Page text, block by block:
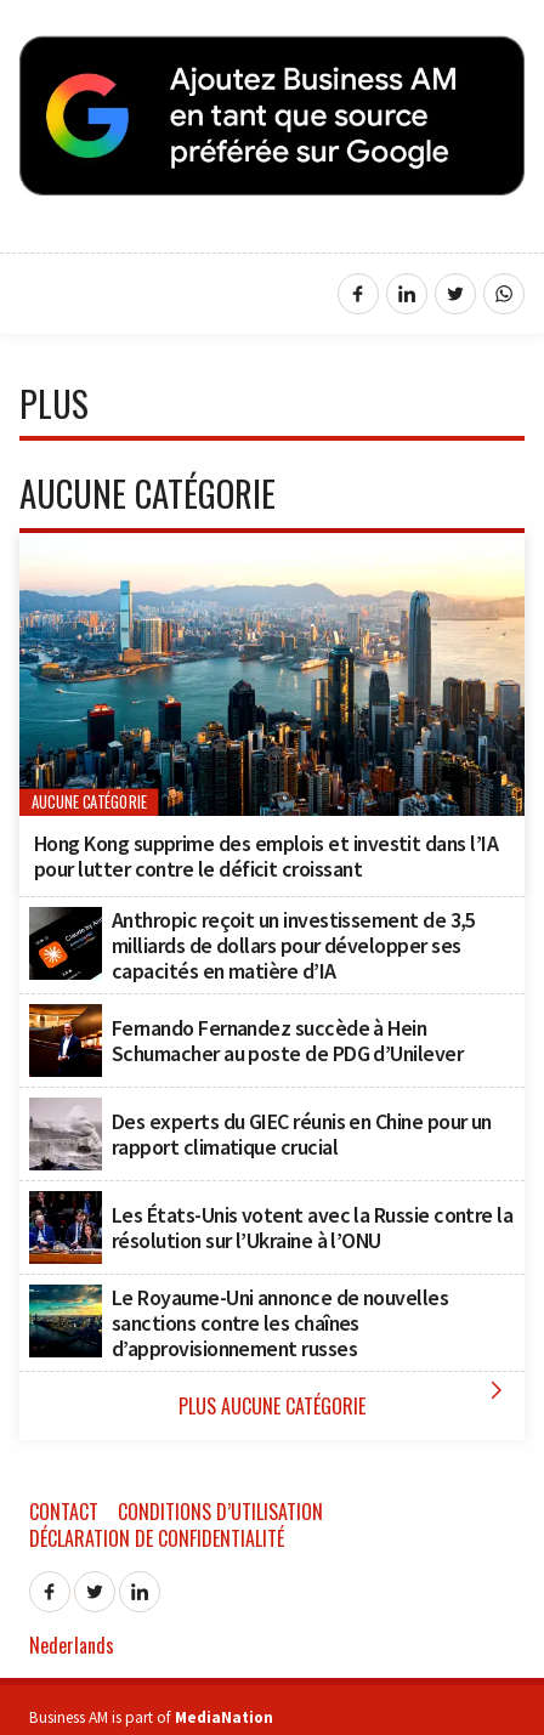
PLUS
AUCUNE CATÉGORIE
AUCUNE CATÉGORIE
Hong Kong supprime des emplois et investit dans l’IA
pour lutter contre le déficit croissant
Anthropic reçoit un investissement de 3,5
milliards de dollars pour développer ses
capacités en matière d’IA
Fernando Fernandez succède à Hein
Schumacher au poste de PDG d’Unilever
Des experts du GIEC réunis en Chine pour un
rapport climatique crucial
Les États-Unis votent avec la Russie contre la
résolution sur l’Ukraine à l’ONU
Le Royaume-Uni annonce de nouvelles
sanctions contre les chaînes
d’approvisionnement russes
PLUS AUCUNE CATÉGORIE 
CONTACT
CONDITIONS D’UTILISATION
DÉCLARATION DE CONFIDENTIALITÉ
Nederlands
Business AM is part of MediaNation